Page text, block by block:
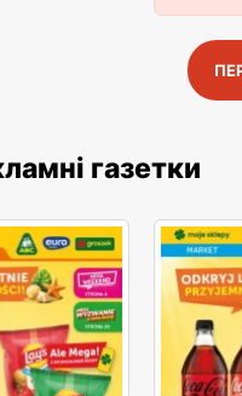
газетки